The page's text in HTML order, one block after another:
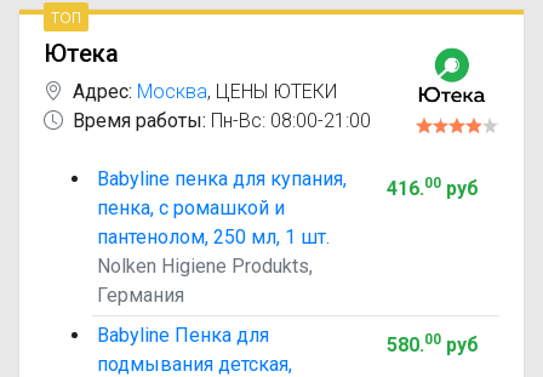
топ
Ютека
Адрес: Москва, ЦЕНЫ ЮТЕКИ
Время работы: Пн-Вс: 08:00-21:00
Babyline пенка для купания,
пенка, с ромашкой и
пантенолом, 250 мл, 1 шт.
Nolken Higiene Produkts,
Германия
416.00руб
Babyline Пенка для
подмывания детская,
580.00руб